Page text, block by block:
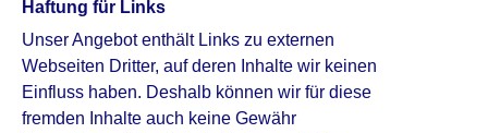
Haftung für Links
Unser Angebot enthält Links zu externen
Webseiten Dritter, auf deren Inhalte wir keinen
Einfluss haben. Deshalb können wir für diese
fremden Inhalte auch keine Gewähr